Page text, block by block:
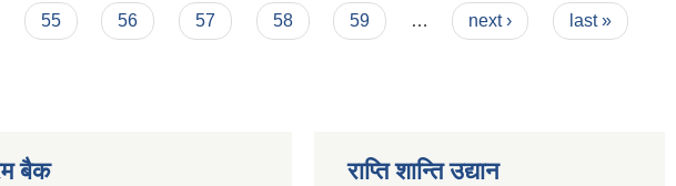
55 56 57 58 59 … next › last »
बैक राप्ति शान्ति उद्यान